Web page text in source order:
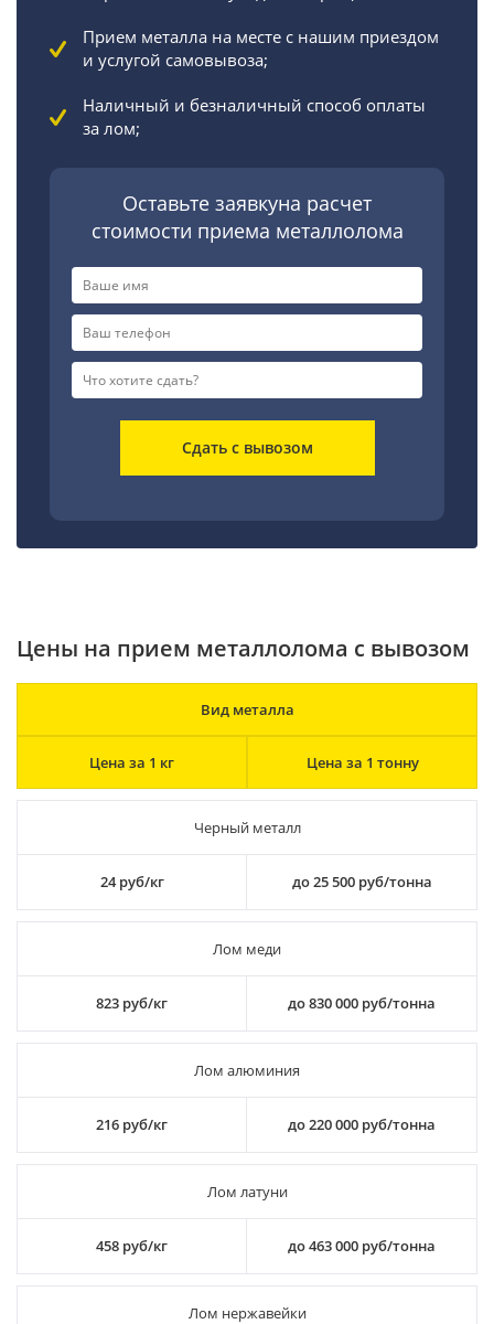
Прием металла на месте с нашим приездом
и услугой самовывоза;
Наличный и безналичный способ оплаты
за лом;
Оставьте заявкуна расчет
стоимости приема металлолома
Сдать с вывозом
Цены на прием металлолома с вывозом
Вид металла
Цена за 1 кг Цена за 1 тонну
Черный металл
24 руб/кг до 25 500 руб/тонна
Лом меди
823 руб/кг до 830 000 руб/тонна
Лом алюминия
216 руб/кг до 220 000 руб/тонна
Лом латуни
458 руб/кг до 463 000 руб/тонна
Лом нержавейки